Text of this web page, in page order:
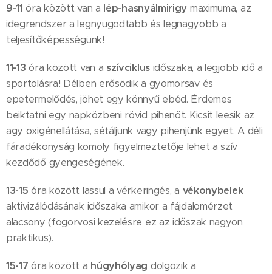
9-11óra között van a lép-hasnyálmirigy maximuma, az
idegrendszer a legnyugodtabb és legnagyobb a
teljesítőképességünk!
11-13 óra között van aszívciklus időszaka, a legjobb idő a
sportolásra! Délben erősödik a gyomorsav és
epetermelődés, jöhet egy könnyű ebéd. Érdemes
beiktatni egy napközbeni rövid pihenőt. Kicsit leesik az
agy oxigénellátása, sétáljunk vagy pihenjünk egyet. A déli
fáradékonyság komoly figyelmeztetője lehet a szív
kezdődő gyengeségének.
13-15 óra között lassul a vérkeringés, a vékonybelek
aktivizálódásának időszaka amikor a fájdalomérzet
alacsony (fogorvosi kezelésre ez az időszak nagyon
praktikus).
15-17 óra között a húgyhólyag dolgozik a